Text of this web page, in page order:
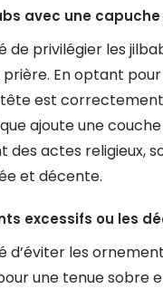
avec une
de privilégier les
En optant
tête est
ajoute une
des actes religieux,
et décente.
excessifs ou les
d’éviter les
une tenue sobre